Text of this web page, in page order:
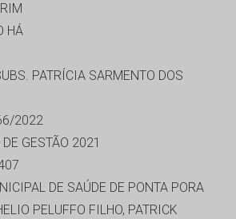
HÁ
PATRÍCIA SARMENTO DOS
2022
GESTÃO 2021
DE SAÚDE DE PONTA PORA
PELUFFO FILHO, PATRICK